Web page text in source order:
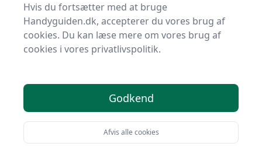
Diverse værktøj
Værktøjsdele og tilbehør
Koblinger og tilbehør
Pressemuffe
Pressemuffer - 29 på
Når man arbejder inden for VVS, elinstallationer eller
andre former for tekniske fagområder, bliver man
hurtigt bekendt med pressemuffer.
Hvis du fortsætter med at bruge
Handyguiden.dk, accepterer du vores brug af
cookies. Du kan læse mere om vores brug af
cookies i vores privatlivspolitik.
Godkend
Afvis alle cookies